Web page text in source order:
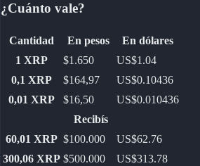
¿Cuánto vale?
Cantidad En pesos
En dólares
1 XRP $1.650
US$1.04
0,1 XRP $164,97
US$0.10436
0,01 XRP $16,50
US$0.010436
Recibís
60,01 XRP $100.000
US$62.76
300,06 XRP $500.000
US$313.78